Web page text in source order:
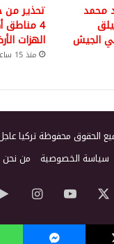
محمد
الجيش
تحذير من
4 مناطق
الهزات
منذ 15 ساعة
الحقوق محفوظة تركيا عاجل
سياسة الخصوصية من نحن
‫YouTube